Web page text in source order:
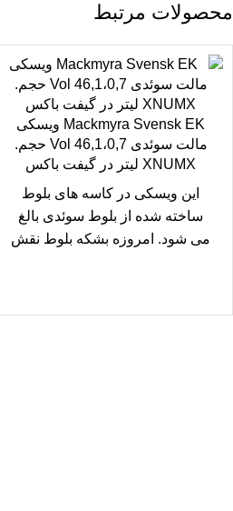
محصولات مرتبط
Mackmyra Svensk EK ویسکی
مالت سوئدی 46,1،0,7 Vol حجم.
XNUMX لیتر در گیفت باکس
این ویسکی در کاسه های بلوط
ساخته شده از بلوط سوئدی بالغ
می شود. امروزه بشکه بلوط نقش